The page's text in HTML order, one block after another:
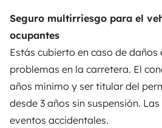
Seguro multirriesgo para el
ocupantes
Estás cubierto en caso de daños
problemas en la carretera. El
años mínimo y ser titular del
desde 3 años sin suspensión.
eventos accidentales.
Instagram
X Facebook
ALQUILER AUTOCARAVANAS
¿Cómo funciona?